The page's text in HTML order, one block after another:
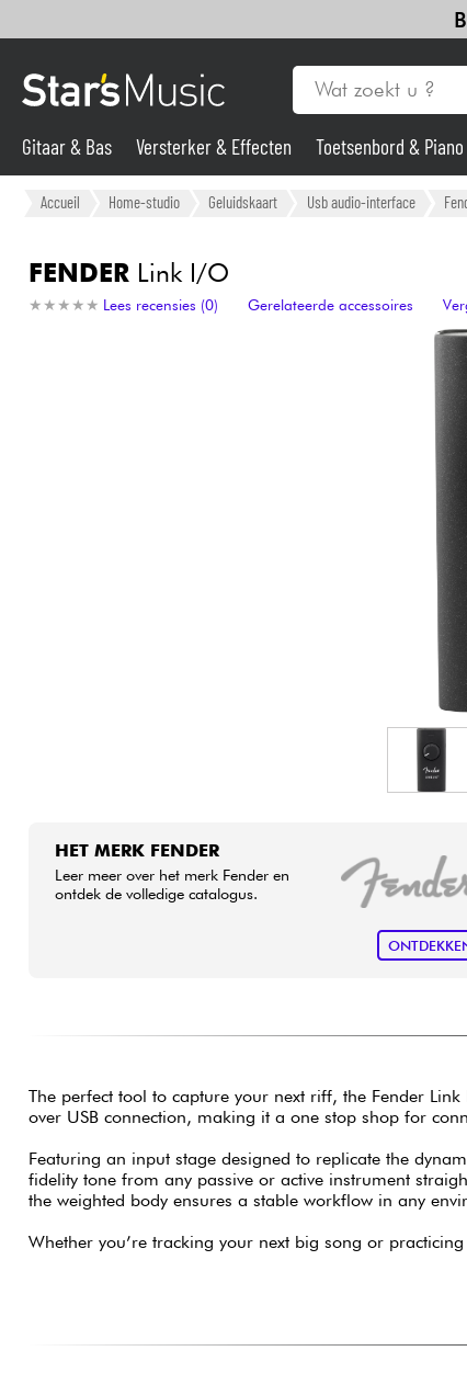
Gitaar & Bas
Synths & samplers
Gitaar & Bas Versterker & Effecten Toetsenbord & Piano
Accueil Home-studio Geluidskaart Usb audio-interface
FENDERLink I/O
★ ★ ★ ★ ★
★ ★ ★ ★ ★ Lees recensies (0) Gerelateerde accessoires
HET MERK FENDER
Leer meer over het merk Fender en
ontdek de volledige catalogus.
The perfect tool to capture your next riff, the Fender
over USB connection, making it a one stop shop for
Featuring an input stage designed to replicate the
fidelity tone from any passive or active instrument
the weighted body ensures a stable workflow in any
Whether you’re tracking your next big song or